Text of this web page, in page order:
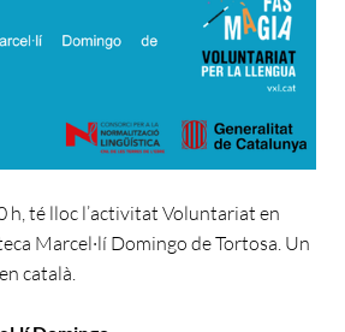
h, té lloc l’activitat Voluntariat en
Marcel·lí Domingo de Tortosa. Un
català.